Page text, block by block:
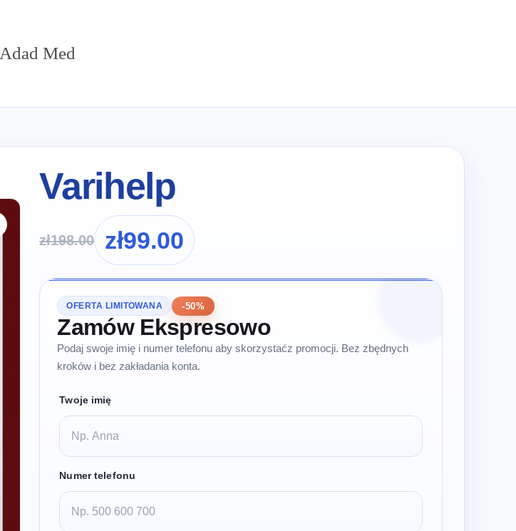
Adad Med
Varihelp
zł198.00 zł99.00
OFERTA LIMITOWANA -50%
Zamów Ekspresowo
Podaj swoje imię i numer telefonu aby skorzystaćz promocji. Bez zbędnych
kroków i bez zakładania konta.
Twoje imię
Numer telefonu